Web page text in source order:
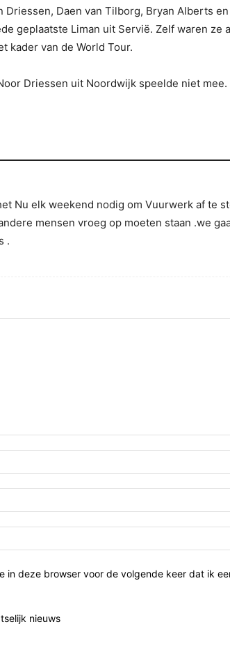
Daen van Tilborg, Bryan Alberts
geplaatste Liman uit Servië. Zelf waren ze
kader van de World Tour.
Driessen uit Noordwijk speelde niet mee.
Nu elk weekend nodig om Vuurwerk af te
mensen vroeg op moeten staan .we
.
in deze browser voor de volgende keer dat ik
nieuws